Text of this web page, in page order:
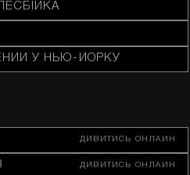
У НЬЮ-ЙОРКУ
ДИВИТИСЬ ОНЛАЙН
ДИВИТИСЬ ОНЛАЙН